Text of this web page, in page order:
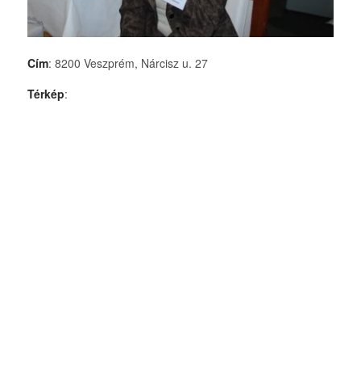
Cím: 8200 Veszprém, Nárcisz u. 27
Térkép: